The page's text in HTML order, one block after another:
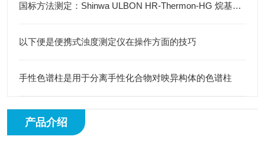
国标方法测定：Shinwa ULBON HR-Thermon-HG 烷基汞专用柱的适配与性能验证
以下便是便携式浊度测定仪在操作方面的技巧
手性色谱柱是用于分离手性化合物对映异构体的色谱柱
产品介绍